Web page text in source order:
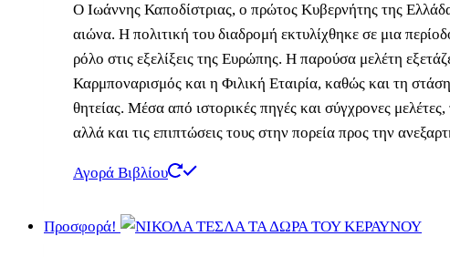
was:
9,50 €.
τιμή
είναι:
8,50 €.
Ο Ιωάννης Καποδίστριας, ο πρώτος Κυβερνήτης της
αιώνα. Η πολιτική του διαδρομή εκτυλίχθηκε σε μια
ρόλο στις εξελίξεις της Ευρώπης. Η παρούσα μελέτη
Καρμποναρισμός και η Φιλική Εταιρία, καθώς και τη
θητείας. Μέσα από ιστορικές πηγές και σύγχρονες
αλλά και τις επιπτώσεις τους στην πορεία προς την
Αγορά Βιβλίου
Προσφορά!